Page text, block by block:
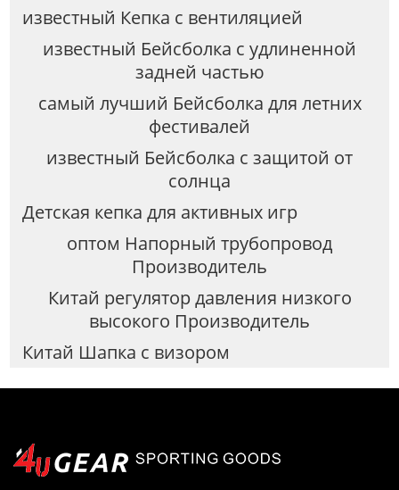
известный Кепка с вентиляцией
известный Бейсболка с удлиненной
задней частью
самый лучший Бейсболка для летних
фестивалей
известный Бейсболка с защитой от
солнца
Детская кепка для активных игр
оптом Напорный трубопровод
Производитель
Китай регулятор давления низкого
высокого Производитель
Китай Шапка с визором